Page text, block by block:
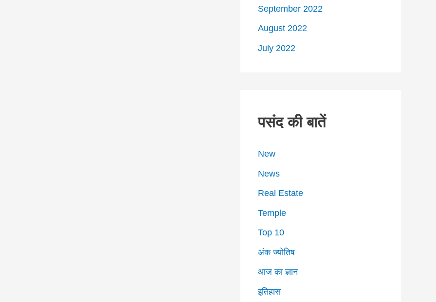
September 2022
August 2022
July 2022
पसंद की बातें
New
News
Real Estate
Temple
Top 10
अंक ज्योतिष
आज का ज्ञान
इतिहास